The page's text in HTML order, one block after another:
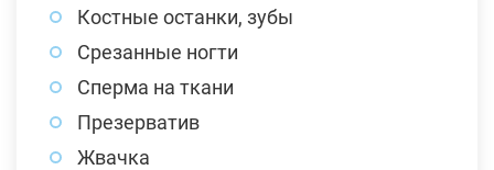
Костные останки, зубы
Срезанные ногти
Сперма на ткани
Презерватив
Жвачка